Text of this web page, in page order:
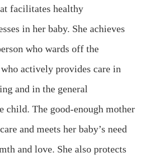
facilitates healthy
in her baby. She achieves
who wards off the
actively provides care in
and in the general
child. The good-enough mother
and meets her baby’s need
and love. She also protects